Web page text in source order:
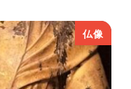
仏像